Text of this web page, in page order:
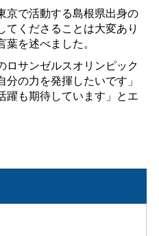
で活動する島根県出身の
くださることは大変あり
を述べました。
サンゼルスオリンピック
の力を発揮したいです」
躍も期待しています」とエ